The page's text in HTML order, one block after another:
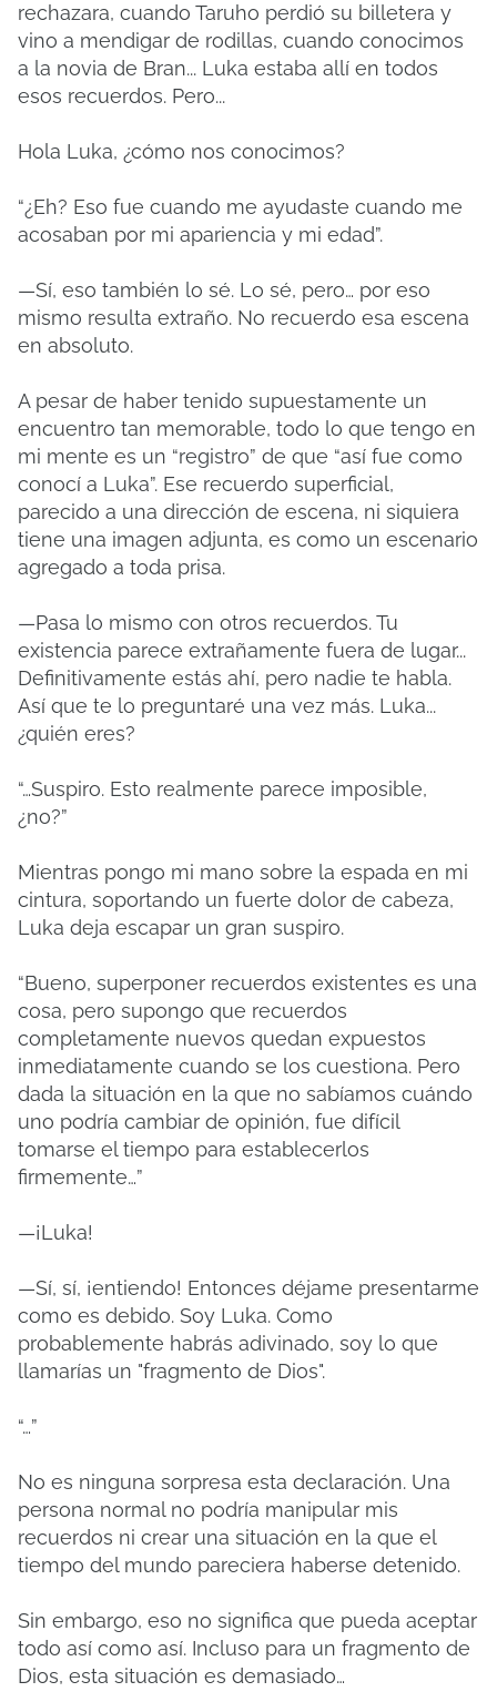
rechazara, cuando Taruho perdió su billetera y
vino a mendigar de rodillas, cuando conocimos
a la novia de Bran... Luka estaba allí en todos
esos recuerdos. Pero...
Hola Luka, ¿cómo nos conocimos?
“¿Eh? Eso fue cuando me ayudaste cuando me
acosaban por mi apariencia y mi edad”.
—Sí, eso también lo sé. Lo sé, pero… por eso
mismo resulta extraño. No recuerdo esa escena
en absoluto.
A pesar de haber tenido supuestamente un
encuentro tan memorable, todo lo que tengo en
mi mente es un “registro” de que “así fue como
conocí a Luka”. Ese recuerdo superficial,
parecido a una dirección de escena, ni siquiera
tiene una imagen adjunta, es como un escenario
agregado a toda prisa.
—Pasa lo mismo con otros recuerdos. Tu
existencia parece extrañamente fuera de lugar...
Definitivamente estás ahí, pero nadie te habla.
Así que te lo preguntaré una vez más. Luka...
¿quién eres?
“…Suspiro. Esto realmente parece imposible,
¿no?”
Mientras pongo mi mano sobre la espada en mi
cintura, soportando un fuerte dolor de cabeza,
Luka deja escapar un gran suspiro.
“Bueno, superponer recuerdos existentes es una
cosa, pero supongo que recuerdos
completamente nuevos quedan expuestos
inmediatamente cuando se los cuestiona. Pero
dada la situación en la que no sabíamos cuándo
uno podría cambiar de opinión, fue difícil
tomarse el tiempo para establecerlos
firmemente…”
—¡Luka!
—Sí, sí, ¡entiendo! Entonces déjame presentarme
como es debido. Soy Luka. Como
probablemente habrás adivinado, soy lo que
llamarías un "fragmento de Dios".
“…”
No es ninguna sorpresa esta declaración. Una
persona normal no podría manipular mis
recuerdos ni crear una situación en la que el
tiempo del mundo pareciera haberse detenido.
Sin embargo, eso no significa que pueda aceptar
todo así como así. Incluso para un fragmento de
Dios, esta situación es demasiado…